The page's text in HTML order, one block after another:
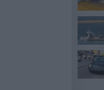
tavole